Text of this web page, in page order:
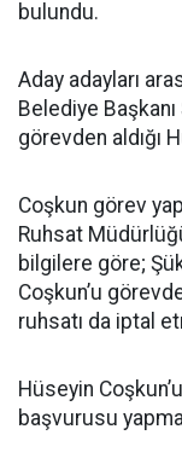
bulundu.
Aday adayları
Belediye
görevden aldığı
Coşkun görev
Ruhsat
bilgilere göre;
Coşkun’u
ruhsatı da iptal
Hüseyin
başvurusu